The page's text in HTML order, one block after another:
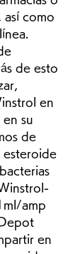
así como
de esto
en
en su
de
esteroide
amp
en